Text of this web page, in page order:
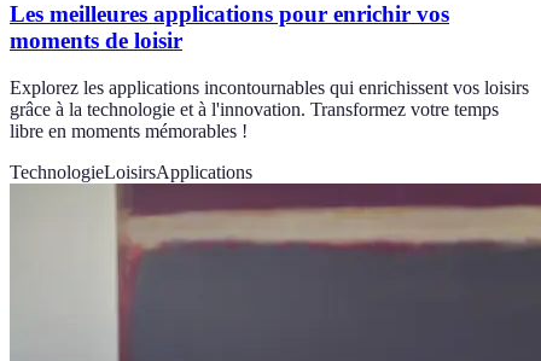
Les meilleures applications pour enrichir vos
moments de loisir
Explorez les applications incontournables qui enrichissent vos loisirs
grâce à la technologie et à l'innovation. Transformez votre temps
libre en moments mémorables !
TechnologieLoisirsApplications